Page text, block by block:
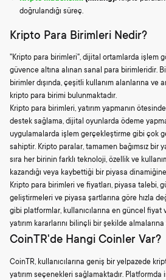
doğrulandığı süreç.
Kripto Para Birimleri Nedir?
"Kripto para birimleri", dijital ortamlarda işlem
güvence altına alınan sanal para birimleridir.
birimler dışında, çeşitli kullanım alanlarına ve
kripto para birimi bulunmaktadır.
Kripto para birimleri, yatırım yapmanın
destek sağlama, dijital oyunlarda ödeme
uygulamalarda işlem gerçekleştirme gibi çok
sahiptir. Kripto paralar, tamamen bağımsız bir
sıra her birinin farklı teknoloji, özellik ve
kazandığı veya kaybettiği bir piyasa
Kripto para birimleri ve fiyatları, piyasa talebi,
geliştirmeleri ve piyasa şartlarına göre hızla
gibi platformlar, kullanıcılarına en güncel
yatırım kararlarını bilinçli bir şekilde almalarına
CoinTR'de Hangi Coinler Var?
CoinTR, kullanıcılarına geniş bir yelpazede
yatırım seçenekleri sağlamaktadır.